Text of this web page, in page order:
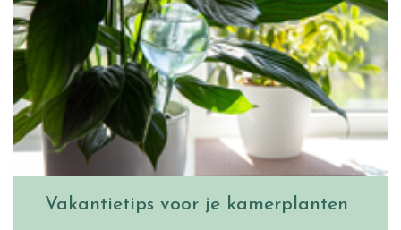
Vakantietips voor je kamerplanten